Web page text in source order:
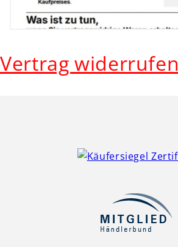
Vertrag widerrufen